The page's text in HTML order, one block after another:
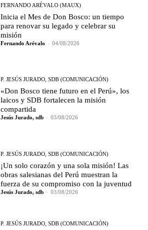
FERNANDO ARÉVALO (MAUX)
Inicia el Mes de Don Bosco: un tiempo
para renovar su legado y celebrar su
misión
Fernando Arévalo - 04/08/2026
P. JESÚS JURADO, SDB (COMUNICACIÓN)
«Don Bosco tiene futuro en el Perú», los
laicos y SDB fortalecen la misión
compartida
Jesús Jurado, sdb - 03/08/2026
P. JESÚS JURADO, SDB (COMUNICACIÓN)
¡Un solo corazón y una sola misión! Las
obras salesianas del Perú muestran la
fuerza de su compromiso con la juventud
Jesús Jurado, sdb - 03/08/2026
P. JESÚS JURADO, SDB (COMUNICACIÓN)